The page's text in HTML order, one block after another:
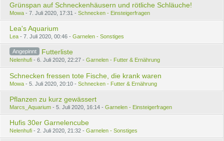
Grünspan auf Schneckenhäusern und rötliche Schläuche!
Mowa 7. Juli 2020, 17:31 Schnecken - Einsteigerfragen
Lea's Aquarium
Lea 7. Juli 2020, 00:46 Garnelen - Sonstiges
Angepinnt Futterliste
Nelenhufi 6. Juli 2020, 22:27 Garnelen - Futter & Ernährung
Schnecken fressen tote Fische, die krank waren
Mowa 5. Juli 2020, 20:10 Schnecken - Futter & Ernährung
Pflanzen zu kurz gewässert
Marcs_Aquarium 5. Juli 2020, 16:14 Garnelen - Einsteigerfragen
Hufis 30er Garnelencube
Nelenhufi 2. Juli 2020, 21:32 Garnelen - Sonstiges